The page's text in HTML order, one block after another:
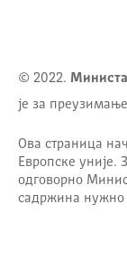
© 2022.
је за
Ова страница
Европске уније.
одговорно
садржина нужно